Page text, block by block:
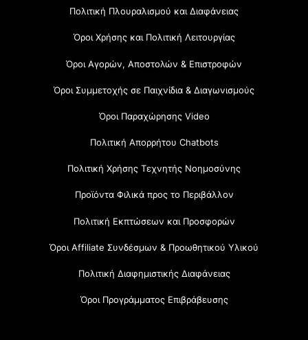
Πολιτική Πλουραλισμού και Διαφάνειας
Όροι Χρήσης και Πολιτική Λειτουργίας
Όροι Αγορών, Αποστολών & Επιστροφών
Όροι Συμμετοχής σε Παιχνίδια & Διαγωνισμούς
Όροι Παραχώρησης Video
Πολιτική Απορρήτου Chatbots
Πολιτική Χρήσης Τεχνητής Νοημοσύνης
Προϊόντα Φιλικά προς το Περιβάλλον
Πολιτική Εκπτώσεων και Προσφορών
Όροι Affiliate Συνδέσμων & Προωθητικού Υλικού
Πολιτική Διαφημιστικής Διαφάνειας
Όροι Προγράμματος Επιβράβευσης